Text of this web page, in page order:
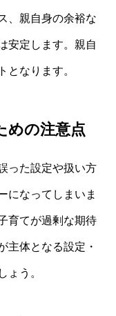
、親自身の余裕な
安定します。親自
となります。
めの注意点
った設定や扱い方
になってしまいま
育てが過剰な期待
主体となる設定・
ょう。